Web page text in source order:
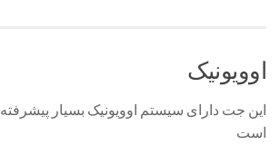
اوویونیک
این جت دارای سیستم اوویونیک بسیار پیشرفته
است